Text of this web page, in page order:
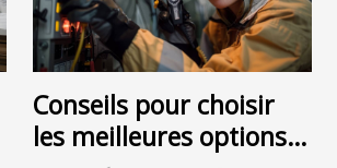
Conseils pour choisir
les meilleures options